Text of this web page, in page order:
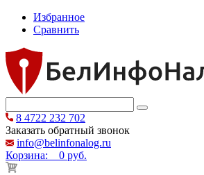
Избранное
Сравнить
8 4722 232 702
Заказать обратный звонок
info@belinfonalog.ru
Корзина:
0 руб.